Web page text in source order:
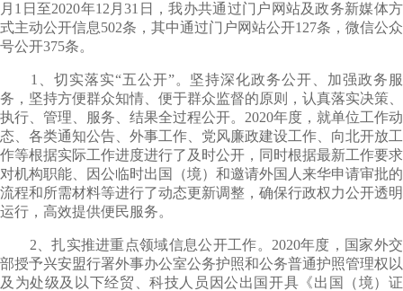
月1日至2020年12月31日，我办共通过门户网站及政务新媒体方
式主动公开信息502条，其中通过门户网站公开127条，微信公众
号公开375条。
1、切实落实“五公开”。坚持深化政务公开、加强政务服
务，坚持方便群众知情、便于群众监督的原则，认真落实决策、
执行、管理、服务、结果全过程公开。2020年度，就单位工作动
态、各类通知公告、外事工作、党风廉政建设工作、向北开放工
作等根据实际工作进度进行了及时公开，同时根据最新工作要求
对机构职能、因公临时出国（境）和邀请外国人来华申请审批的
流程和所需材料等进行了动态更新调整，确保行政权力公开透明
运行，高效提供便民服务。
2、扎实推进重点领域信息公开工作。2020年度，国家外交
部授予兴安盟行署外事办公室公务护照和公务普通护照管理权以
及为处级及以下经贸、科技人员因公出国开具《出国（境）证